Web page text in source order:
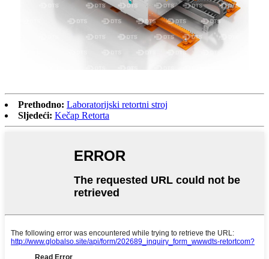
Prethodno: Laboratorijski retortni stroj
Sljedeći: Kečap Retorta